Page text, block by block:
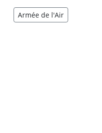
Armée de l'Air